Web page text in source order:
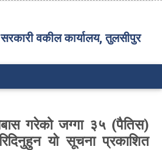
वकील कार्यालय, तुलसीपुर
गरेको जग्गा ३५ (पैतिस)
यो सूचना प्रकाशित